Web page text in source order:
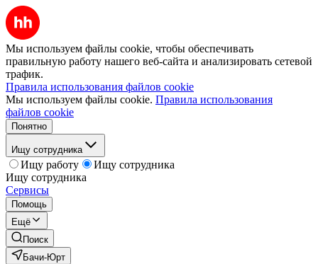
Мы используем файлы cookie, чтобы обеспечивать
правильную работу нашего веб-сайта и анализировать сетевой
трафик.
Правила использования файлов cookie
Мы используем файлы cookie. Правила использования
файлов cookie
Понятно
Ищу сотрудника
Ищу работу
Ищу сотрудника
Ищу сотрудника
Сервисы
Помощь
Ещё
Поиск
Бачи-Юрт